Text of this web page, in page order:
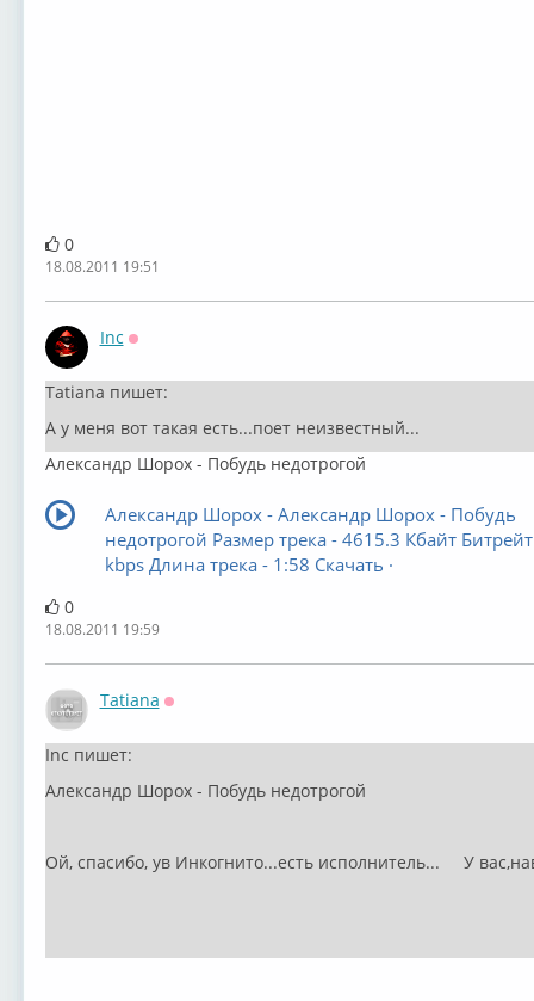
0
18.08.2011 19:51
Inc
Tatiana пишет:
А у меня вот такая есть...поет неизвестный...
Александр Шорох - Побудь недотрогой
Александр Шорох - Александр Шорох - Побудь
недотрогой Размер трека - 4615.3 Кбайт
kbps Длина трека - 1:58 Скачать ·
0
18.08.2011 19:59
Tatiana
Inc пишет:
Александр Шорох - Побудь недотрогой
Ой, спасибо, ув Инкогнито...есть исполнитель... У